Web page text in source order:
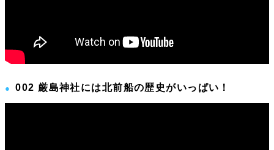
002 厳島神社には北前船の歴史がいっぱい！